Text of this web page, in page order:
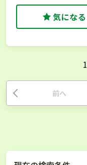
気になる
1
前へ